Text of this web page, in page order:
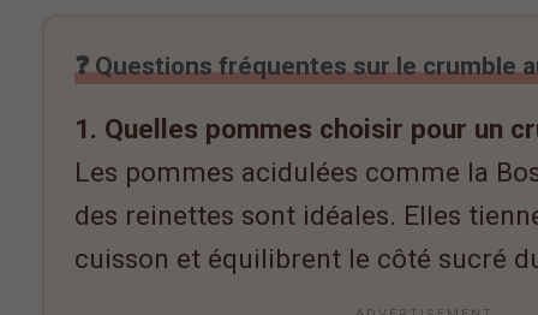
❓ Questions fréquentes sur le crumble
1. Quelles pommes choisir pour un
Les pommes acidulées comme la
des reinettes sont idéales. Elles
cuisson et équilibrent le côté sucré